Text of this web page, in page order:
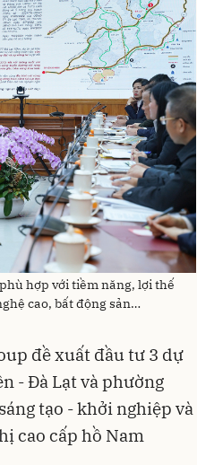
hợp với tiềm năng, lợi thế
cao, bất động sản…
đề xuất đầu tư 3 dự
- Đà Lạt và phường
tạo - khởi nghiệp và
cao cấp hồ Nam